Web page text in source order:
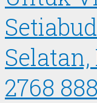
2768